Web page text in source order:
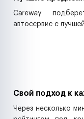
Careway
автосервис с
Свой подход к
Через несколько